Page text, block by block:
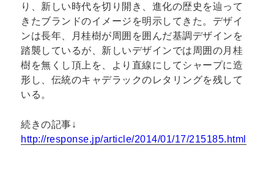
り、新しい時代を切り開き、進化の歴史を辿って
きたブランドのイメージを明示してきた。デザイ
ンは長年、月桂樹が周囲を囲んだ基調デザインを
踏襲しているが、新しいデザインでは周囲の月桂
樹を無くし頂上を、より直線にしてシャープに造
形し、伝統のキャデラックのレタリングを残して
いる。
続きの記事↓
http://response.jp/article/2014/01/17/215185.html